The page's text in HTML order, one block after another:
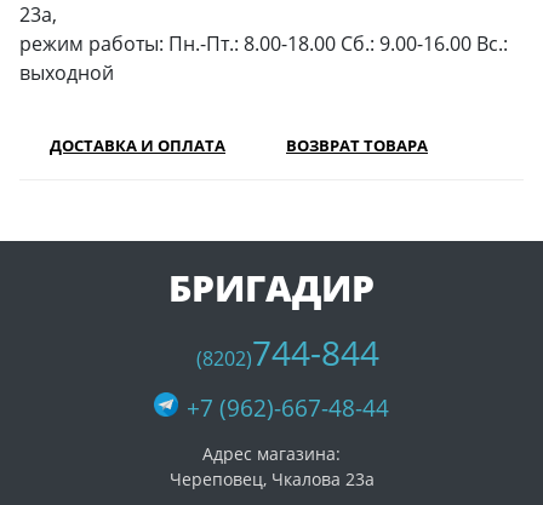
23а,
режим работы: Пн.-Пт.: 8.00-18.00 Сб.: 9.00-16.00 Вс.:
выходной
ДОСТАВКА И ОПЛАТА ВОЗВРАТ ТОВАРА
БРИГАДИР
(8202)744-844
+7 (962)-667-48-44
Адрес магазина:
Череповец, Чкалова 23а